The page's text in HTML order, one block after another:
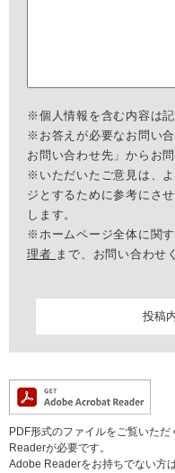
※個人情報を含む内容は記
※お答えが必要なお問い
お問い合わせ先」からお
※いただいたご意見は、
ジとするために参考にさ
します。
※ホームページ全体に関す
理者 まで、お問い合わせ
PDF形式のファイルをご覧いた
Readerが必要です。
Adobe Readerをお持ちでない方